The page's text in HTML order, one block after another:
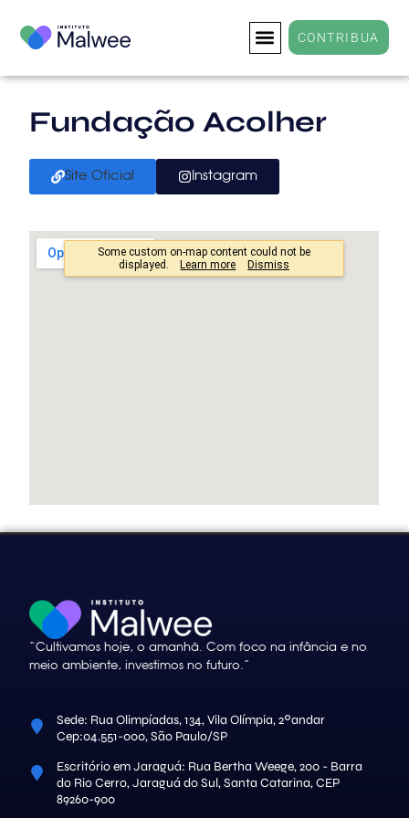
CONTRIBUA
Fundação Acolher
Site Oficial Instagram
“Cultivamos hoje, o amanhã. Com foco na infância e no
meio ambiente, investimos no futuro.”
Sede: Rua Olimpíadas, 134, Vila Olímpia, 2ºandar
Cep:04.551-000, São Paulo/SP
Escritório em Jaraguá: Rua Bertha Weege, 200 - Barra
do Rio Cerro, Jaraguá do Sul, Santa Catarina, CEP
89260-900